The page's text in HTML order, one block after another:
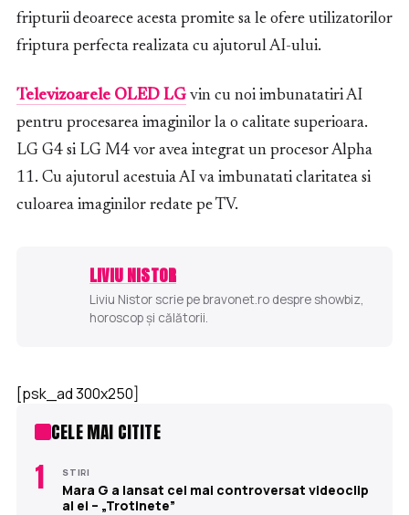
fripturii deoarece acesta promite sa le ofere utilizatorilor
friptura perfecta realizata cu ajutorul AI-ului.
Televizoarele OLED LG vin cu noi imbunatatiri AI
pentru procesarea imaginilor la o calitate superioara.
LG G4 si LG M4 vor avea integrat un procesor Alpha
11. Cu ajutorul acestuia AI va imbunatati claritatea si
culoarea imaginilor redate pe TV.
LIVIU NISTOR
Liviu Nistor scrie pe bravonet.ro despre showbiz,
horoscop și călătorii.
[psk_ad 300x250]
CELE MAI CITITE
1 STIRI
Mara G a lansat cel mai controversat videoclip
al ei – „Trotinete”